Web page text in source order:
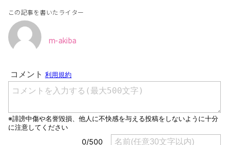
この記事を書いたライター
m-akiba